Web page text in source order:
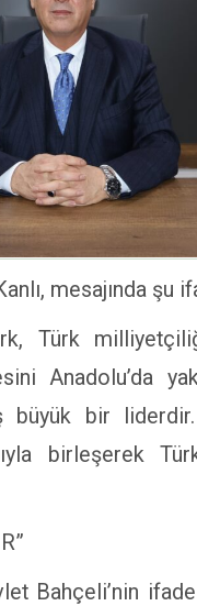
mesajında şu
Türk
Anadolu’da
büyük bir
birleşerek
Bahçeli’nin